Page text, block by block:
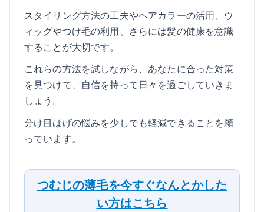
スタイリング方法の工夫やヘアカラーの活用、ウ
ィッグやつけ毛の利用、さらには髪の健康を意識
することが大切です。
これらの方法を試しながら、あなたに合った対策
を見つけて、自信を持って日々を過ごしていきま
しょう。
分け目はげの悩みを少しでも軽減できることを願
っています。
つむじの薄毛を今すぐなんとかした
い方はこちら